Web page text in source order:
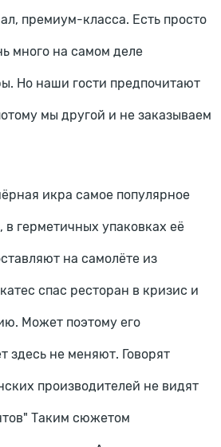
премиум-класса. Есть просто
много на самом деле
Но наши гости предпочитают
мы другой и не заказываем
икра самое популярное
герметичных упаковках её
на самолёте из
спас ресторан в кризис и
Может поэтому его
здесь не меняют. Говорят
производителей не видят
Таким сюжетом